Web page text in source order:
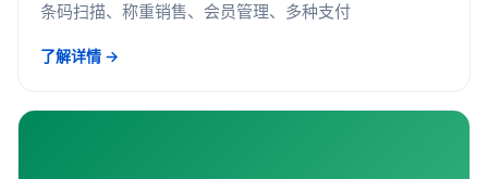
条码扫描、称重销售、会员管理、多种支付
了解详情 →